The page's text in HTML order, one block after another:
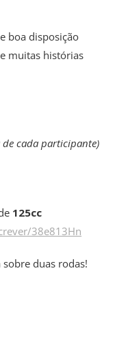
boa disposição
muitas histórias
cada participante)
125cc
38e813Hn
duas rodas!